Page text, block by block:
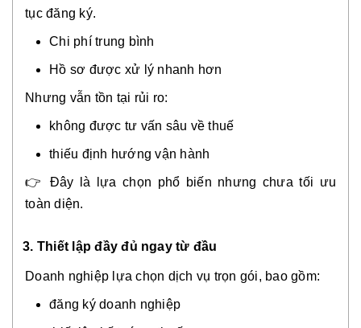
tục đăng ký.
Chi phí trung bình
Hồ sơ được xử lý nhanh hơn
Nhưng vẫn tồn tại rủi ro:
không được tư vấn sâu về thuế
thiếu định hướng vận hành
👉 Đây là lựa chọn phổ biến nhưng chưa tối ưu
toàn diện.
3. Thiết lập đầy đủ ngay từ đầu
Doanh nghiệp lựa chọn dịch vụ trọn gói, bao gồm:
đăng ký doanh nghiệp